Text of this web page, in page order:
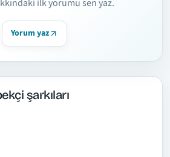
ilk yorumu sen yaz.
Yorum yaz
şarkıları